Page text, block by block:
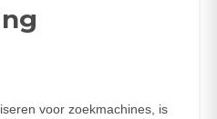
voor zoekmachines, is